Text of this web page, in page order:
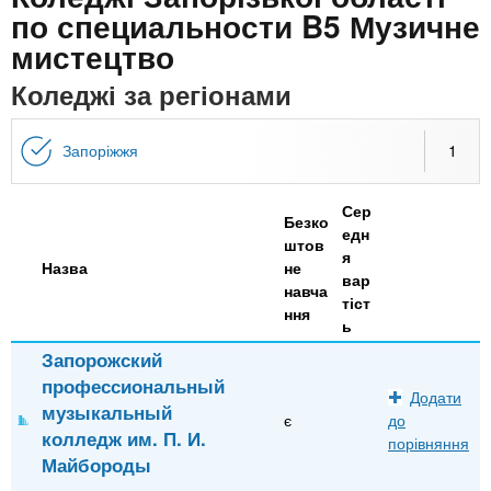
n
t
s
.
n
o
и
х
з
а
Онлайн курси
по специальности B5 Музичне
мистецтво
Коледжі за регіонами
Запоріжжя 1
Назва
Безко
штов
не
навча
ння
Сер
едн
я
вар
тіст
ь
Запорожский
профессиональный
музыкальный
колледж им. П. И.
Майбороды
є
Додати
до
порівняння